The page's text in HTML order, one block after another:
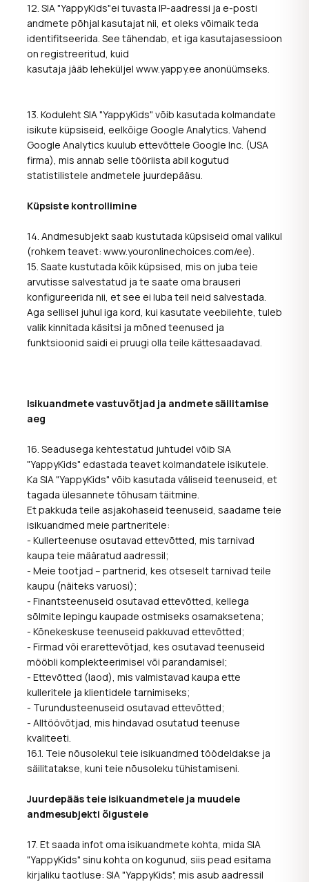
12. SIA "YappyKids"ei tuvasta IP-aadressi ja e-posti
andmete põhjal kasutajat nii, et oleks võimaik teda
identifitseerida. See tähendab, et iga kasutajasessioon
on registreeritud, kuid
kasutaja jääb leheküljel www.yappy.ee anonüümseks.
13. Koduleht SIA "YappyKids" võib kasutada kolmandate
isikute küpsiseid, eelkõige Google Analytics. Vahend
Google Analytics kuulub ettevõttele Google Inc. (USA
firma), mis annab selle tööriista abil kogutud
statistilistele andmetele juurdepääsu.
Küpsiste kontrollimine
14. Andmesubjekt saab kustutada küpsiseid omal valikul
(rohkem teavet: www.youronlinechoices.com/ee).
15. Saate kustutada kõik küpsised, mis on juba teie
arvutisse salvestatud ja te saate oma brauseri
konfigureerida nii, et see ei luba teil neid salvestada.
Aga sellisel juhul iga kord, kui kasutate veebilehte, tuleb
valik kinnitada käsitsi ja mõned teenused ja
funktsioonid saidi ei pruugi olla teile kättesaadavad.
Isikuandmete vastuvõtjad ja andmete säilitamise
aeg
16. Seadusega kehtestatud juhtudel võib SIA
"YappyKids" edastada teavet kolmandatele isikutele.
Ka SIA "YappyKids" võib kasutada väliseid teenuseid, et
tagada ülesannete tõhusam täitmine.
Et pakkuda teile asjakohaseid teenuseid, saadame teie
isikuandmed meie partneritele:
- Kullerteenuse osutavad ettevõtted, mis tarnivad
kaupa teie määratud aadressil;
- Meie tootjad – partnerid, kes otseselt tarnivad teile
kaupu (näiteks varuosi);
- Finantsteenuseid osutavad ettevõtted, kellega
sõlmite lepingu kaupade ostmiseks osamaksetena;
- Kõnekeskuse teenuseid pakkuvad ettevõtted;
- Firmad või erarettevõtjad, kes osutavad teenuseid
mööbli komplekteerimisel või parandamisel;
- Ettevõtted (laod), mis valmistavad kaupa ette
kulleritele ja klientidele tarnimiseks;
- Turundusteenuseid osutavad ettevõtted;
- Alltöövõtjad, mis hindavad osutatud teenuse
kvaliteeti.
16.1. Teie nõusolekul teie isikuandmed töödeldakse ja
säilitatakse, kuni teie nõusoleku tühistamiseni.
Juurdepääs teie isikuandmetele ja muudele
andmesubjekti õigustele
17. Et saada infot oma isikuandmete kohta, mida SIA
"YappyKids" sinu kohta on kogunud, siis pead esitama
kirjaliku taotluse: SIA "YappyKids", mis asub aadressil